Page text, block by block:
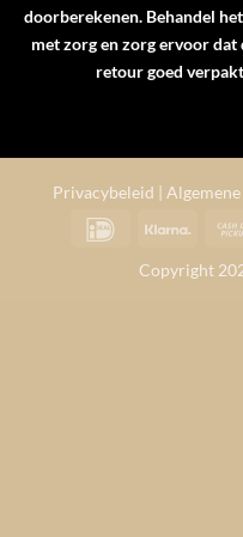
doorberekenen. Behandel
met zorg en zorg ervoor dat
retour goed
Privacybeleid |
IDeal
Klarna
Copyright